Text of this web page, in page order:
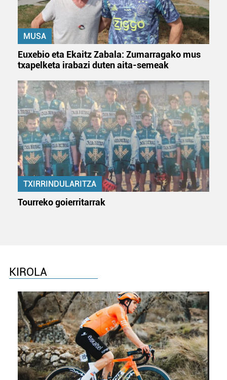
MUSA
Euxebio eta Ekaitz Zabala: Zumarragako mus
txapelketa irabazi duten aita-semeak
TXIRRINDULARITZA
Tourreko goierritarrak
KIROLA